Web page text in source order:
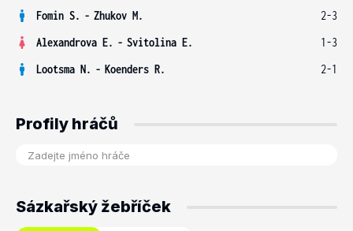
Fomin S. - Zhukov M.
2-3
Alexandrova E. - Svitolina E.
1-3
Lootsma N. - Koenders R. 2-1
Profily hráčů
Sázkařský žebříček